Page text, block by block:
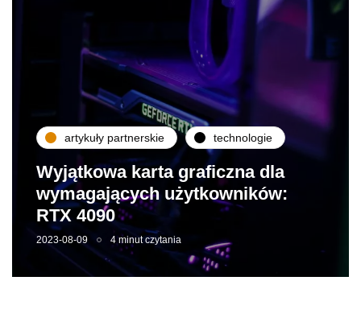
artykuły partnerskie technologie
Wyjątkowa karta graficzna dla
wymagających użytkowników:
RTX 4090
2023-08-09 4 minut czytania